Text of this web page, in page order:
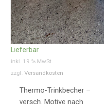
Lieferbar
inkl. 19 % MwSt.
zzgl.Versandkosten
Thermo-Trinkbecher –
versch. Motive nach